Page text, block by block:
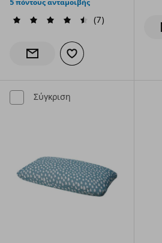
(7)
Ενημέρωση διαθεσιμότητας
Προσθήκη στα αγαπημένα
Σύγκριση